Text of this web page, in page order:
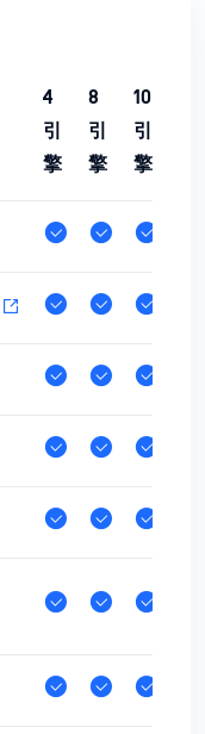
4
引
擎
8
引
擎
10
引
擎